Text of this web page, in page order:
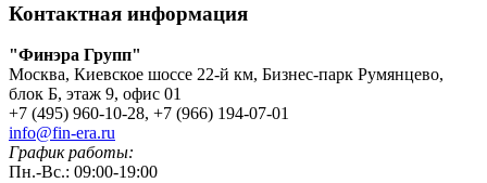
Контактная информация
"Финэра Групп"
Москва, Киевское шоссе 22-й км, Бизнес-парк Румянцево,
блок Б, этаж 9, офис 01
+7 (495) 960-10-28, +7 (966) 194-07-01
info@fin-era.ru
График работы:
Пн.-Вс.: 09:00-19:00